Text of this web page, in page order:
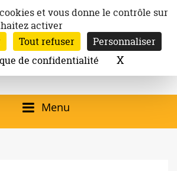
Ville de
Launaguet
Site officiel de la
Mairie de
Launaguet (31140)
qui présente la ville,
Inscription à la newsletter
Email:
Rechercher
Menu
cookies et vous donne le contrôle sur
activer
Tout refuser
Personnaliser
de confidentialité
XMasquer